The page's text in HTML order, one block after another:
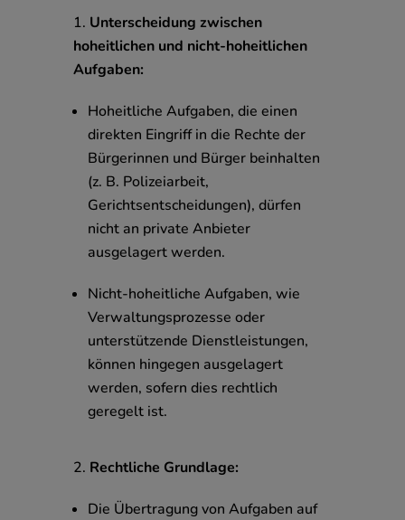
Unterscheidung zwischen
hoheitlichen und nicht-hoheitlichen
Aufgaben:
Hoheitliche Aufgaben, die einen
direkten Eingriff in die Rechte der
Bürgerinnen und Bürger beinhalten
(z. B. Polizeiarbeit,
Gerichtsentscheidungen), dürfen
nicht an private Anbieter
ausgelagert werden.
Nicht-hoheitliche Aufgaben, wie
Verwaltungsprozesse oder
unterstützende Dienstleistungen,
können hingegen ausgelagert
werden, sofern dies rechtlich
geregelt ist.
Rechtliche Grundlage:
Die Übertragung von Aufgaben auf